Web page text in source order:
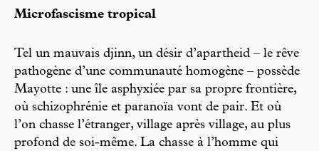
Microfascisme tropical
Tel un mauvais djinn, un désir d’apartheid – le rêve
pathogène d’une communauté homogène – possède
Mayotte : une île asphyxiée par sa propre frontière,
où schizophrénie et paranoïa vont de pair. Et où
l’on chasse l’étranger, village après village, au plus
profond de soi-même. La chasse à l’homme qui